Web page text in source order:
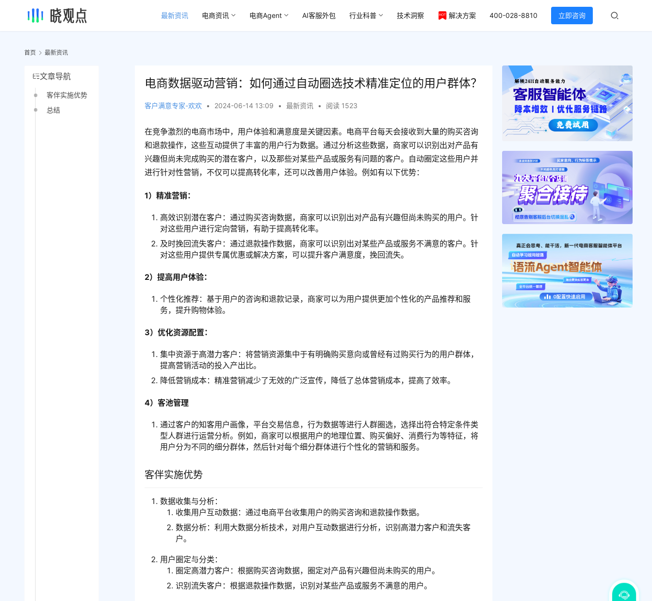
最新资讯 电商资讯 电商Agent AI客服外包 行业科普 技术洞察 解决方案 400-028-8810 立即咨询
首页 最新资讯
文章导航
客伴实施优势
总结
电商数据驱动营销：如何通过自动圈选技术精准定位的用户群体？
客户满意专家-欢欢 • 2024-06-14 13:09 • 最新资讯 • 阅读 1523
在竞争激烈的电商市场中，用户体验和满意度是关键因素。电商平台每天会接收到大量的购买咨询
和退款操作，这些互动提供了丰富的用户行为数据。通过分析这些数据，商家可以识别出对产品有
兴趣但尚未完成购买的潜在客户，以及那些对某些产品或服务有问题的客户。自动圈定这些用户并
进行针对性营销，不仅可以提高转化率，还可以改善用户体验。例如有以下优势：
1）精准营销：
高效识别潜在客户：通过购买咨询数据，商家可以识别出对产品有兴趣但尚未购买的用户。针
对这些用户进行定向营销，有助于提高转化率。
及时挽回流失客户：通过退款操作数据，商家可以识别出对某些产品或服务不满意的客户。针
对这些用户提供专属优惠或解决方案，可以提升客户满意度，挽回流失。
2）提高用户体验：
个性化推荐：基于用户的咨询和退款记录，商家可以为用户提供更加个性化的产品推荐和服
务，提升购物体验。
3）优化资源配置：
集中资源于高潜力客户：将营销资源集中于有明确购买意向或曾经有过购买行为的用户群体，
提高营销活动的投入产出比。
降低营销成本：精准营销减少了无效的广泛宣传，降低了总体营销成本，提高了效率。
4）客池管理
通过客户的知客用户画像，平台交易信息，行为数据等进行人群圈选，选择出符合特定条件类
型人群进行运营分析。例如，商家可以根据用户的地理位置、购买偏好、消费行为等特征，将
用户分为不同的细分群体，然后针对每个细分群体进行个性化的营销和服务。
客伴实施优势
数据收集与分析：
收集用户互动数据：通过电商平台收集用户的购买咨询和退款操作数据。
数据分析：利用大数据分析技术，对用户互动数据进行分析，识别高潜力客户和流失客
户。
用户圈定与分类：
圈定高潜力客户：根据购买咨询数据，圈定对产品有兴趣但尚未购买的用户。
识别流失客户：根据退款操作数据，识别对某些产品或服务不满意的用户。